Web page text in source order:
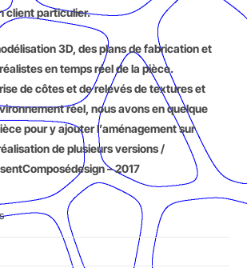
client particulier.
3D, des plans de fabrication et
en temps réel de la pièce.
de côtes et de relevés de textures et
réel, nous avons en quelque
pour y ajouter l’aménagement sur
de plusieurs versions /
– 2017